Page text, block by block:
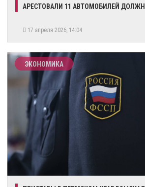
АРЕСТОВАЛИ 11 АВТОМОБИЛЕЙ
17 апреля 2026, 14:04
ЭКОНОМИКА